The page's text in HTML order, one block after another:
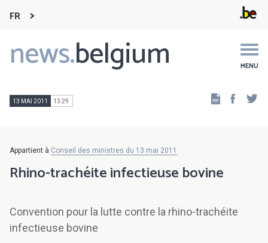
FR
news.belgium MENU
Main
navigation
13 MAI 2011 13:29
Appartient à Conseil des ministres du 13 mai 2011
Rhino-trachéite infectieuse bovine
Convention pour la lutte contre la rhino-trachéite
infectieuse bovine